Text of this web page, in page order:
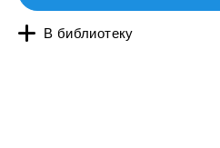
В библиотеку